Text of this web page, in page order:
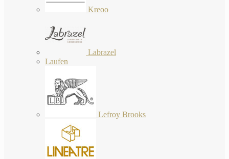
Kreoo
Labrazel
Laufen
Lefroy Brooks